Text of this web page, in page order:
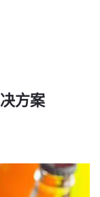
方案